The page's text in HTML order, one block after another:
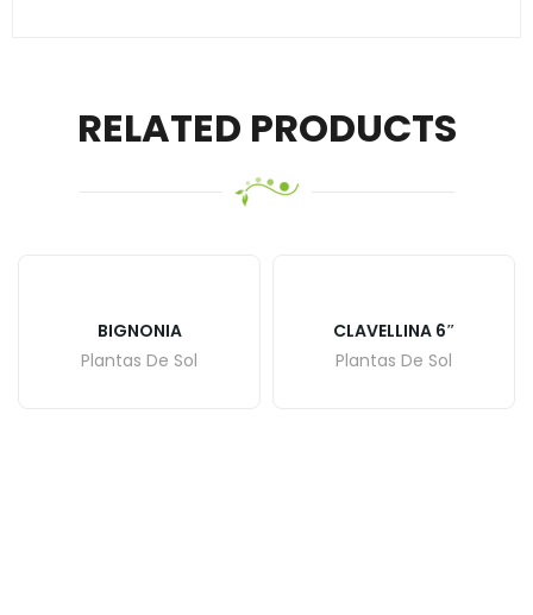
RELATED PRODUCTS
BIGNONIA
Plantas De Sol
CLAVELLINA 6″
Plantas De Sol